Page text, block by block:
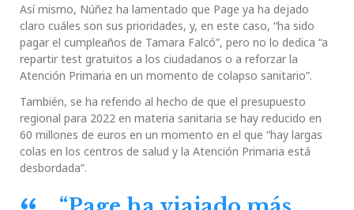
Así mismo, Núñez ha lamentado que Page ya ha dejado
claro cuáles son sus prioridades, y, en este caso, “ha sido
pagar el cumpleaños de Tamara Falcó”, pero no lo dedica “a
repartir test gratuitos a los ciudadanos o a reforzar la
Atención Primaria en un momento de colapso sanitario”.
También, se ha referido al hecho de que el presupuesto
regional para 2022 en materia sanitaria se hay reducido en
60 millones de euros en un momento en el que “hay largas
colas en los centros de salud y la Atención Primaria está
desbordada”.